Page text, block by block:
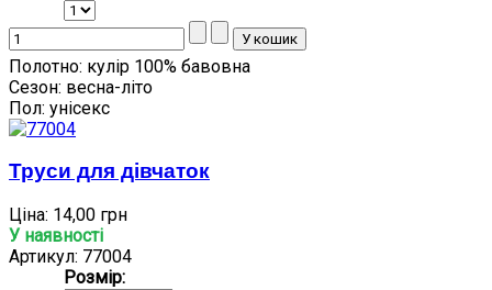
Полотно: кулір 100% бавовна
Сезон: весна-літо
Пол: унісекс
Труси для дівчаток
Ціна: 14,00 грн
У наявності
Артикул: 77004
Розмір: